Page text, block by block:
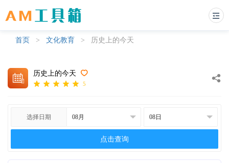
首页 > 文化教育 > 历史上的今天
历史上的今天
5
选择日期
点击查询